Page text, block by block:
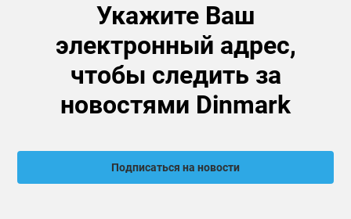
Укажите Ваш
электронный адрес,
чтобы следить за
новостями Dinmark
Подписаться на новости